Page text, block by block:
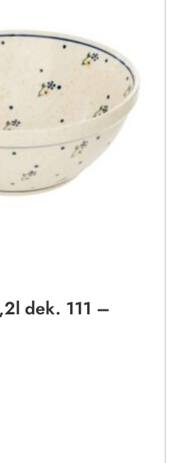
dek. 111 –